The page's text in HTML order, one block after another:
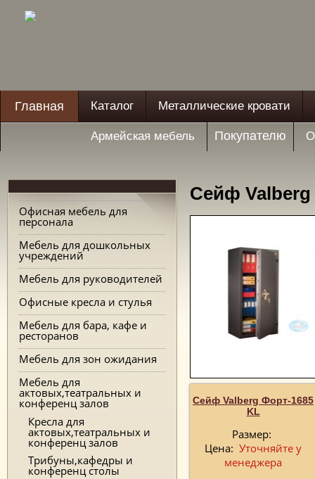
Главная Каталог Металлические кровати
Армейская мебель Покупателю
Офисная мебель для
персонала
Мебель для дошкольных
учреждений
Мебель для руководителей
Офисные кресла и стулья
Мебель для бара, кафе и
ресторанов
Мебель для зон ожидания
Мебель для
актовых,театральных и
конференц залов
Кресла для
актовых,театральных и
конференц залов
Трибуны,кафедры и
конференц столы
Сейф Valberg
Сейф Valberg Форт-1685
KL
Размер:
Цена: Уточняйте у
менеджера